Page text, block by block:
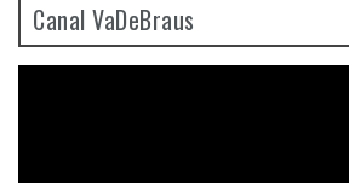
Canal VaDeBraus